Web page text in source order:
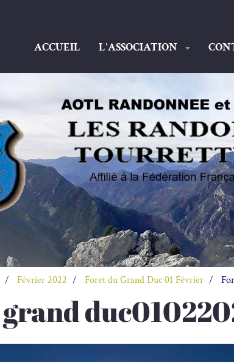
ACCUEIL L'ASSOCIATION
Février 2022 Foret du Grand Duc 01 Février